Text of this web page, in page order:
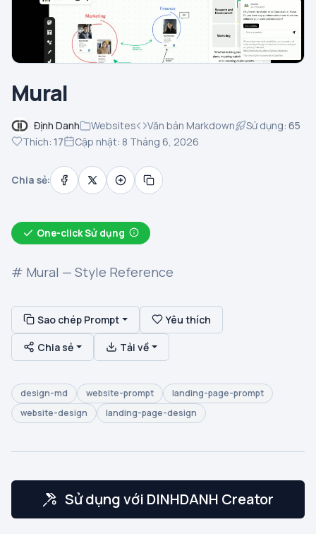
Mural
Định Danh Websites Văn bản Markdown Sử dụng: 65
Thích: 17 Cập nhật: 8 Tháng 6, 2026
Chia sẻ:
One-click Sử dụng
# Mural — Style Reference
Sao chép Prompt Yêu thích
Chia sẻ Tải về
design-md website-prompt
landing-page-prompt
website-design
landing-page-design
Sử dụng với DINHDANH Creator